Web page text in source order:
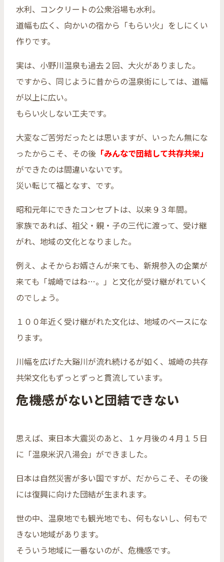
水利、コンクリートの公衆浴場も水利。
道幅も広く、向かいの宿から「もらい火」をしにくい
作りです。
実は、小野川温泉も過去２回、大火がありました。
ですから、同じように昔からの温泉街にしては、道幅
が以上に広い。
もらい火しない工夫です。
大変なご苦労だったとは思いますが、いったん無にな
ったからこそ、その後 「みんなで団結して共存共栄」
ができたのは間違いないです。
災い転じて福となす、です。
昭和元年にできたコンセプトは、以来９３年間。
家族であれば、祖父・親・子の三代に渡って、受け継
がれ、地域の文化となりました。
例え、よそからお婿さんが来ても、新規参入の企業が
来ても「城崎ではね…。」と文化が受け継がれていく
のでしょう。
１００年近く受け継がれた文化は、地域のベースにな
ります。
川幅を広げた大谿川が流れ続けるが如く、城崎の共存
共栄文化もずっとずっと貫流しています。
危機感がないと団結できない
思えば、東日本大震災のあと、１ヶ月後の４月１５日
に「温泉米沢八湯会」ができました。
日本は自然災害が多い国ですが、だからこそ、その後
には復興に向けた団結が生まれます。
世の中、温泉地でも観光地でも、何もないし、何もで
きない地域があります。
そういう地域に一番ないのが、危機感です。